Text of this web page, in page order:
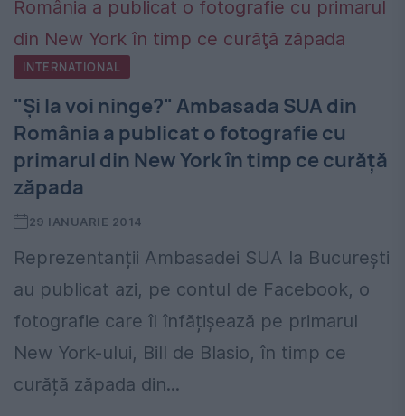
INTERNATIONAL
"Și la voi ninge?" Ambasada SUA din
România a publicat o fotografie cu
primarul din New York în timp ce curăţă
zăpada
29 IANUARIE 2014
Reprezentanții Ambasadei SUA la București
au publicat azi, pe contul de Facebook, o
fotografie care îl înfățișează pe primarul
New York-ului, Bill de Blasio, în timp ce
curăță zăpada din...